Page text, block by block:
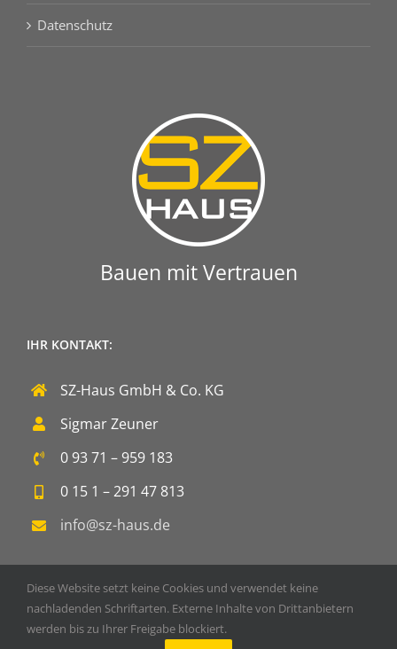
Datenschutz
Bauen mit Vertrauen
IHR KONTAKT:
SZ-Haus GmbH & Co. KG
Sigmar Zeuner
0 93 71 – 959 183
0 15 1 – 291 47 813
info@sz-haus.de
Copyright 2020 SZ-Haus GmbH & Co. KG | Powered by
Diese Website setzt keine Cookies und verwendet keine
nachladenden Schriftarten. Externe Inhalte von Drittanbietern
werden bis zu Ihrer Freigabe blockiert.